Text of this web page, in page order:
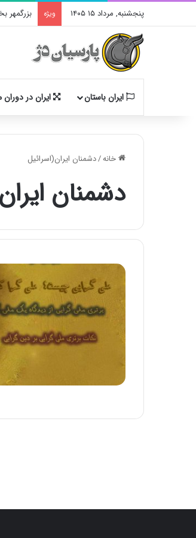
پنجشنبه, مرداد ۱۵ ۱۴۰۵ ویژه بزرگمهر
ایران باستان ایران در
خانه/دشمنان ایران(اسرائیل
دشمنان